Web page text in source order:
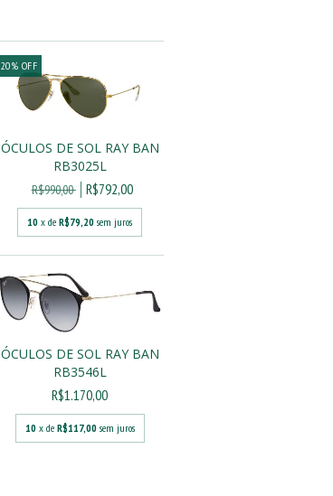
20% OFF
ÓCULOS DE SOL RAY BAN
RB3025L
R$990,00 R$792,00
10 x deR$79,20 sem juros
ÓCULOS DE SOL RAY BAN
RB3546L
R$1.170,00
10 x de R$117,00 sem juros